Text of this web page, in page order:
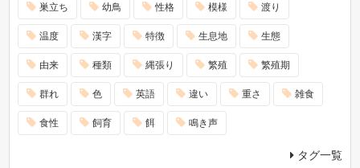
巣立ち 幼鳥 性格 模様 渡り
温度 漢字 特徴 生息地 生態
由来 種類 縄張り 繁殖 繁殖期
群れ 色 英語 違い 重さ 雑食
食性 飼育 餌 鳴き声
タグ一覧